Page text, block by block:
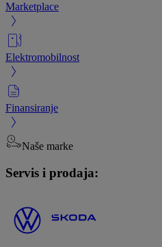
Marketplace
Elektromobilnost
Finansiranje
Naše marke
Servis i prodaja: